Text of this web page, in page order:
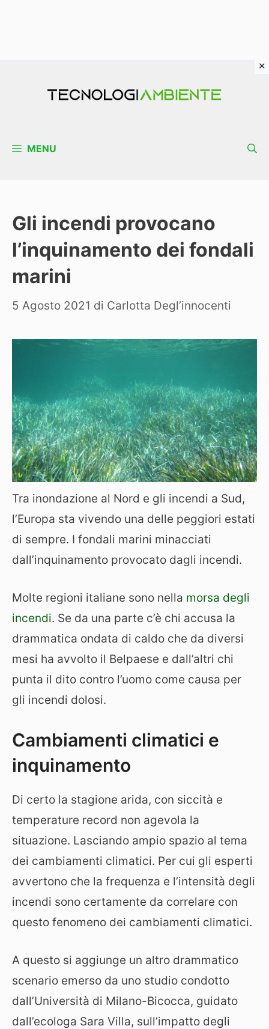
MENU
Gli incendi provocano
l’inquinamento dei fondali
marini
5 Agosto 2021 di Carlotta Degl’innocenti
Tra inondazione al Nord e gli incendi a Sud,
l’Europa sta vivendo una delle peggiori estati
di sempre. I fondali marini minacciati
dall’inquinamento provocato dagli incendi.
Molte regioni italiane sono nella morsa degli
incendi. Se da una parte c’è chi accusa la
drammatica ondata di caldo che da diversi
mesi ha avvolto il Belpaese e dall’altri chi
punta il dito contro l’uomo come causa per
gli incendi dolosi.
Cambiamenti climatici e
inquinamento
Di certo la stagione arida, con siccità e
temperature record non agevola la
situazione. Lasciando ampio spazio al tema
dei cambiamenti climatici. Per cui gli esperti
avvertono che la frequenza e l’intensità degli
incendi sono certamente da correlare con
questo fenomeno dei cambiamenti climatici.
A questo si aggiunge un altro drammatico
scenario emerso da uno studio condotto
dall’Università di Milano-Bicocca, guidato
dall’ecologa Sara Villa, sull’impatto degli